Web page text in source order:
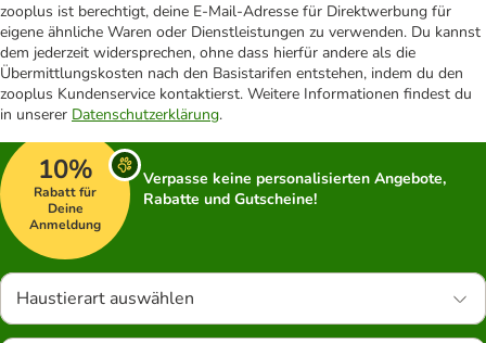
zooplus ist berechtigt, deine E-Mail-Adresse für Direktwerbung für
eigene ähnliche Waren oder Dienstleistungen zu verwenden. Du kannst
dem jederzeit widersprechen, ohne dass hierfür andere als die
Übermittlungskosten nach den Basistarifen entstehen, indem du den
zooplus Kundenservice kontaktierst. Weitere Informationen findest du
in unserer Datenschutzerklärung.
10%
Rabatt für
Deine
Anmeldung
Verpasse keine personalisierten Angebote,
Rabatte und Gutscheine!
Haustierart auswählen